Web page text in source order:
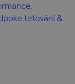
tetování &